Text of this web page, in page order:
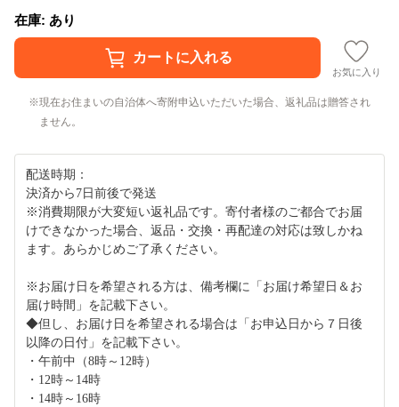
在庫: あり
お気に入り
現在お住まいの自治体へ寄附申込いただいた場合、返礼品は贈答され
ません。
配送時期：
決済から7日前後で発送
※消費期限が大変短い返礼品です。寄付者様のご都合でお届
けできなかった場合、返品・交換・再配達の対応は致しかね
ます。あらかじめご了承ください。
※お届け日を希望される方は、備考欄に「お届け希望日＆お
届け時間」を記載下さい。
◆但し、お届け日を希望される場合は「お申込日から７日後
以降の日付」を記載下さい。
・午前中（8時～12時）
・12時～14時
・14時～16時